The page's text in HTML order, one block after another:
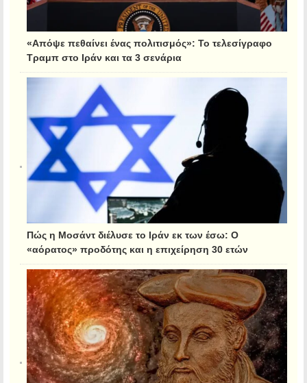
«Απόψε πεθαίνει ένας πολιτισμός»: Το τελεσίγραφο
Τραμπ στο Ιράν και τα 3 σενάρια
Πώς η Μοσάντ διέλυσε το Ιράν εκ των έσω: Ο
«αόρατος» προδότης και η επιχείρηση 30 ετών